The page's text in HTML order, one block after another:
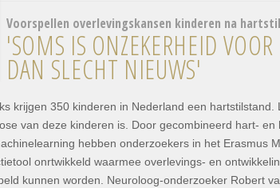
Voorspellen overlevingskansen kinderen na
'SOMS IS ONZEKERHEID VOOR
DAN SLECHT NIEUWS'
krijgen 350 kinderen in Nederland een
van deze kinderen is. Door gecombineerd hart-
hebben onderzoekers in het Erasmus
onrtwikkeld waarmee overlevings- en
kunnen worden. Neuroloog-onderzoeker Robert